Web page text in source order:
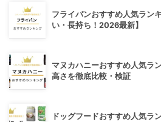
フライパンおすすめ人気ラン
い・長持ち！2026最新】
マヌカハニーおすすめ人気ラ
高さを徹底比較・検証
ドッグフードおすすめ人気ラ